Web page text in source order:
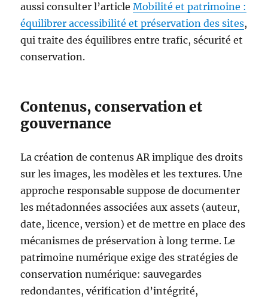
aussi consulter l’articleMobilité et patrimoine :
équilibrer accessibilité et préservation des sites,
qui traite des équilibres entre trafic, sécurité et
conservation.
Contenus, conservation et
gouvernance
La création de contenus AR implique des droits
sur les images, les modèles et les textures. Une
approche responsable suppose de documenter
les métadonnées associées aux assets (auteur,
date, licence, version) et de mettre en place des
mécanismes de préservation à long terme. Le
patrimoine numérique exige des stratégies de
conservation numérique: sauvegardes
redondantes, vérification d’intégrité,